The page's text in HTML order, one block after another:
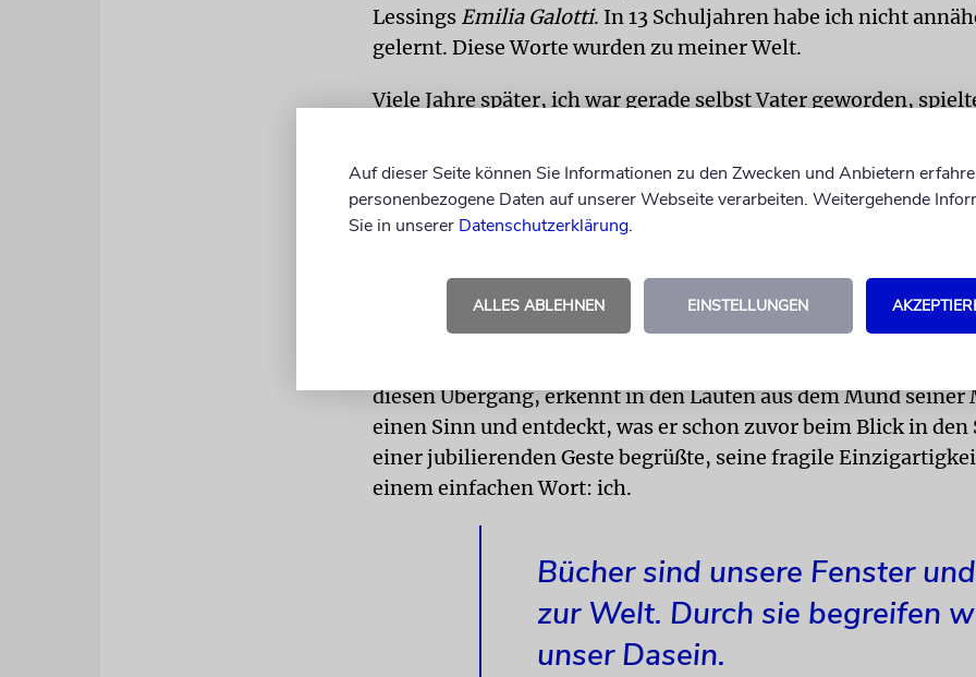
Lessings Emilia Galotti. In 13 Schuljahren habe ich nicht
gelernt. Diese Worte wurden zu meiner Welt.
Viele Jahre später, ich war gerade selbst Vater geworden,
Stern. Eindrücklich beschreibt der Autor, einer der damals
amerikanischen Psychiater, Psychoanalytiker und
des fiktiven Babys Joey, vom sechsten Lebensmonat bis zu
einfallenden Lichtstrahl oder dem Schattenwurf seines
der Wand, in die Welt der Wörter.
diesen Übergang, erkennt in den Lauten aus dem Mund seiner
einen Sinn und entdeckt, was er schon zuvor beim Blick in den
einer jubilierenden Geste begrüßte, seine fragile
einem einfachen Wort: ich.
Bücher sind unsere Fenster
zur Welt. Durch sie begreifen
unser Dasein.
Auf dieser Seite können Sie Informationen zu den Zwecken und Anbietern
personenbezogene Daten auf unserer Webseite verarbeiten. Weitergehende
Sie in unserer Datenschutzerklärung.
ALLES ABLEHNEN EINSTELLUNGEN